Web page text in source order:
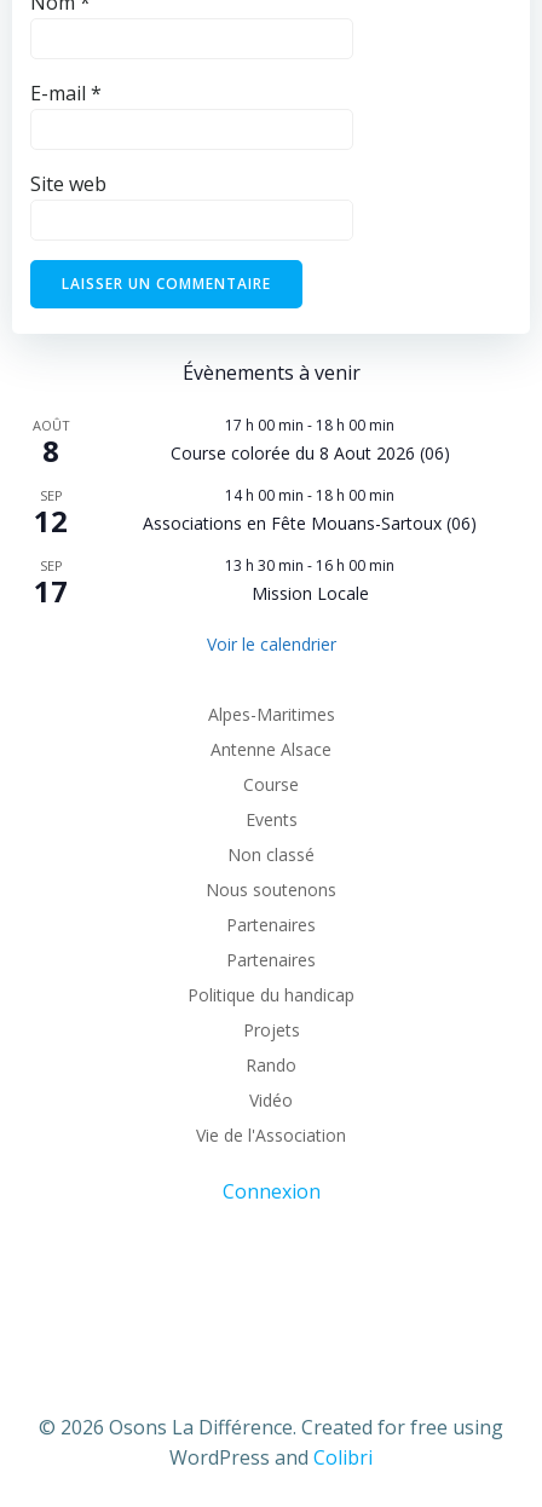
E-mail *
Site web
Évènements à venir
AOÛT
8
17 h 00 min - 18 h 00 min
Course colorée du 8 Aout 2026 (06)
SEP
12
14 h 00 min - 18 h 00 min
Associations en Fête Mouans-Sartoux (06)
SEP
17
13 h 30 min - 16 h 00 min
Mission Locale
Voir le calendrier
Alpes-Maritimes
Antenne Alsace
Course
Events
Non classé
Nous soutenons
Partenaires
Partenaires
Politique du handicap
Projets
Rando
Vidéo
Vie de l'Association
Connexion
© 2026 Osons La Différence. Created for free using
WordPress and Colibri